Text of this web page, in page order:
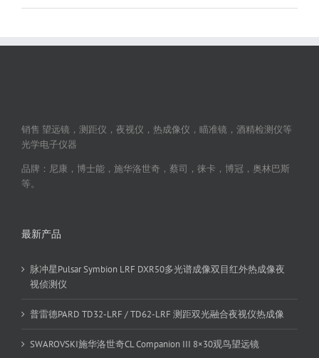
销售 望远镜，测距仪，夜视仪，热成像仪，瞄准镜，酒精检测仪等
光学电子仪器
品牌：尼康，博士能，施华洛世奇，蔡司，徕卡，博冠，奥林巴斯
等。
最新产品
脉冲星Pulsar Symbion LRF DXR50多光谱成像双目红外热成像夜
视侦测仪
普雷德PARD TD32-LRF / TD62-LRF 测距双光融合夜视仪热成像
SWAROVSKI施华洛世奇CL Companion III 8×30观鸟望远镜